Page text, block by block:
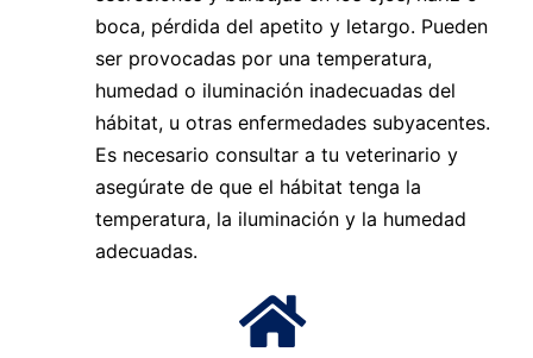
boca, pérdida del apetito y letargo. Pueden
ser provocadas por una temperatura,
humedad o iluminación inadecuadas del
hábitat, u otras enfermedades subyacentes.
Es necesario consultar a tu veterinario y
asegúrate de que el hábitat tenga la
temperatura, la iluminación y la humedad
adecuadas.